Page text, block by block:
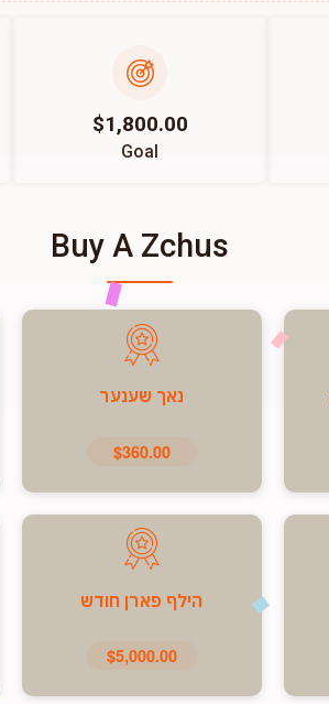
$1,800.00
Goal
Buy A Zchus
נאך שענער
$360.00
הילף פארן חודש
$5,000.00